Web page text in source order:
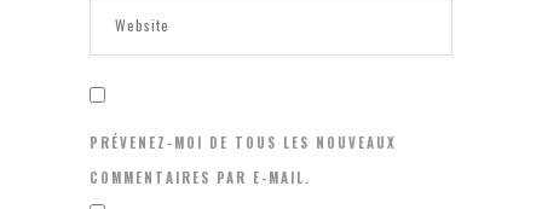
PRÉVENEZ-MOI DE TOUS LES NOUVEAUX
COMMENTAIRES PAR E-MAIL.